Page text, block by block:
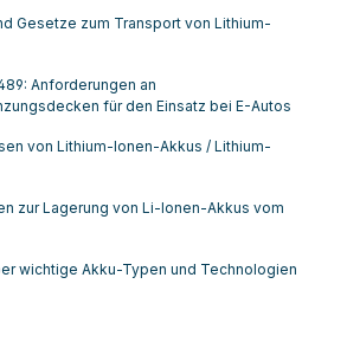
Gesetze zum Transport von Lithium-
Anforderungen an
für den Einsatz bei E-Autos
von Lithium-Ionen-Akkus / Lithium-
zur Lagerung von Li-Ionen-Akkus vom
wichtige Akku-Typen und Technologien